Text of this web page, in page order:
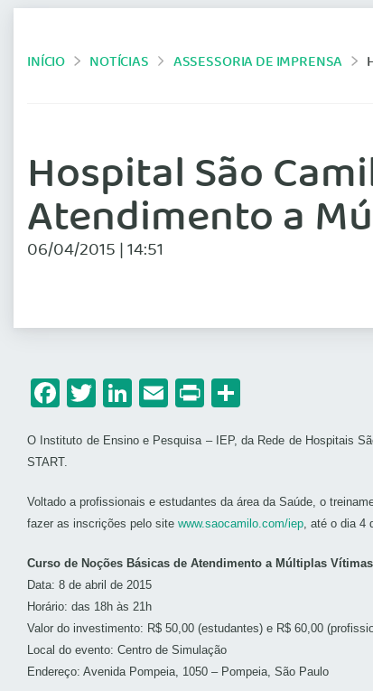
INÍCIO NOTÍCIAS ASSESSORIA DE IMPRENSA
Hospital São
Atendimento a
06/04/2015 | 14:51
Facebook
Twitter
LinkedIn
Email
Print
O Instituto de Ensino e Pesquisa – IEP, da Rede de Hospitais
START.
Voltado a profissionais e estudantes da área da Saúde, o
fazer as inscrições pelo site www.saocamilo.com/iep, até o dia 4
Curso de Noções Básicas de Atendimento a Múltiplas
Data: 8 de abril de 2015
Horário: das 18h às 21h
Valor do investimento: R$ 50,00 (estudantes) e R$ 60,00
Local do evento: Centro de Simulação
Endereço: Avenida Pompeia, 1050 – Pompeia, São Paulo